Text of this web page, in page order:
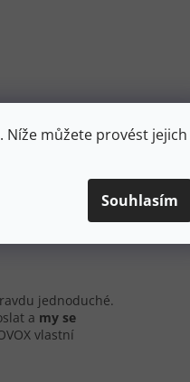
můžete provést jejich
Souhlasím
chladné s
Díky tomu je
ta
jednoduché.
a my se
vlastní